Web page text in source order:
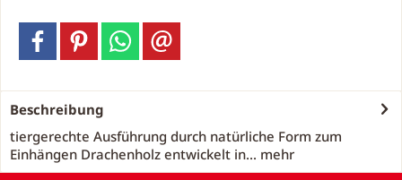
Beschreibung
tiergerechte Ausführung durch natürliche Form zum
Einhängen Drachenholz entwickelt in... mehr